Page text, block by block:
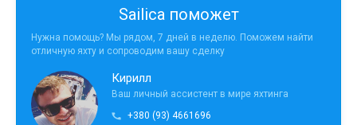
Sailica поможет
Нужна помощь? Мы рядом, 7 дней в неделю. Поможем найти
отличную яхту и сопроводим вашу сделку
Кирилл
Ваш личный ассистент в мире яхтинга
+380 (93) 4661696